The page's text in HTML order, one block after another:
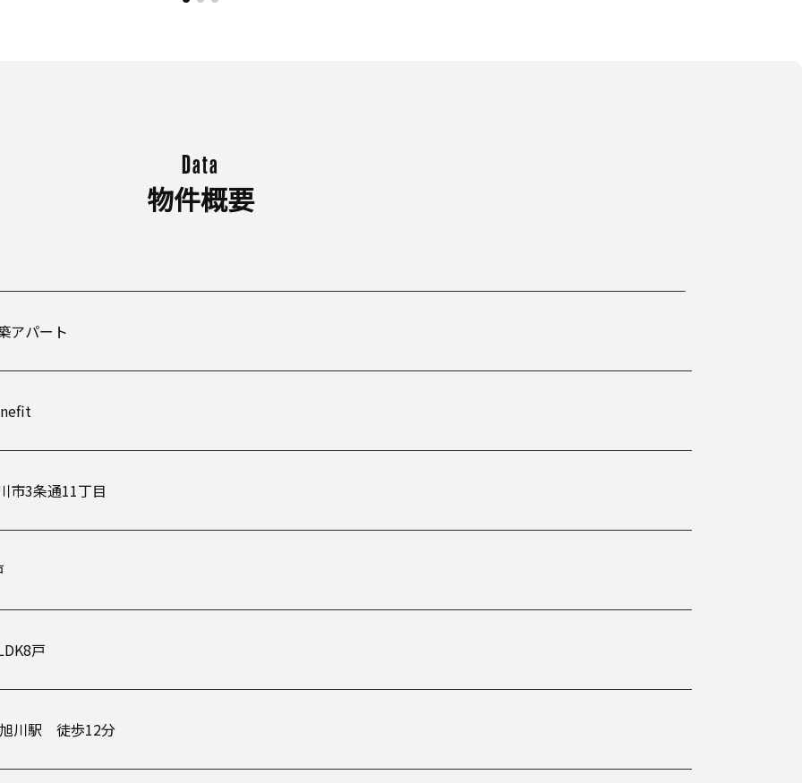
Data
物件概要
アパート
市3条通11丁目
戸
川駅 徒歩12分